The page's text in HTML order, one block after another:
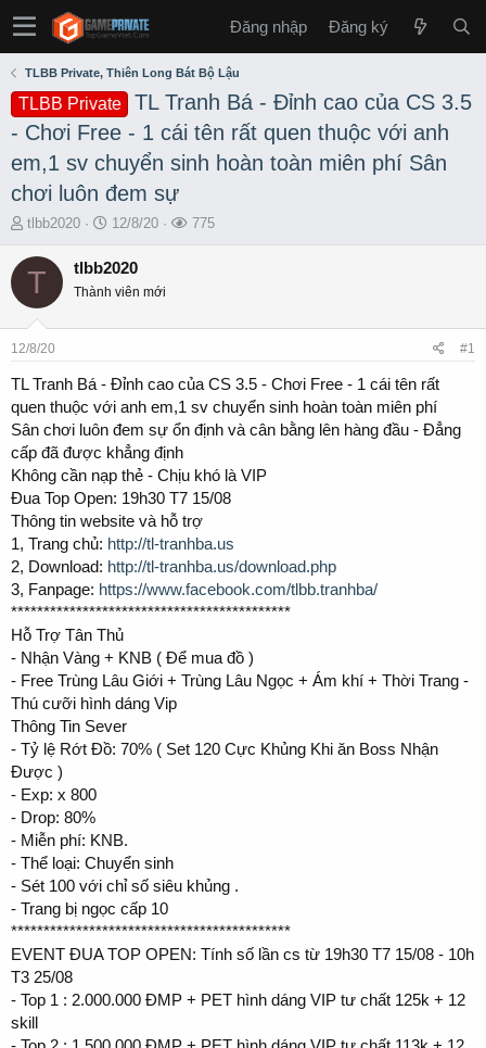
Đăng nhập Đăng ký
TLBB Private, Thiên Long Bát Bộ Lậu
TLBB Private
TL Tranh Bá - Đỉnh cao của CS 3.5
- Chơi Free - 1 cái tên rất quen thuộc với anh
em,1 sv chuyển sinh hoàn toàn miên phí Sân
chơi luôn đem sự
T
r
s
a
t
e
r
tlbb2020
S
a
e
12/8/20
L
775
T tlbb2020
Thành viên mới
12/8/20 #1
TL Tranh Bá - Đỉnh cao của CS 3.5 - Chơi Free - 1 cái tên rất
quen thuộc với anh em,1 sv chuyển sinh hoàn toàn miên phí
Sân chơi luôn đem sự ổn định và cân bằng lên hàng đầu - Đẳng
cấp đã được khẳng định
Không cần nạp thẻ - Chịu khó là VIP
Đua Top Open: 19h30 T7 15/08
Thông tin website và hỗ trợ
1, Trang chủ: http://tl-tranhba.us
2, Download: http://tl-tranhba.us/download.php
3, Fanpage: https://www.facebook.com/tlbb.tranhba/
*******************************************
Hỗ Trợ Tân Thủ
- Nhận Vàng + KNB ( Để mua đồ )
- Free Trùng Lâu Giới + Trùng Lâu Ngọc + Ám khí + Thời Trang -
Thú cưỡi hình dáng Vip
Thông Tin Sever
- Tỷ lệ Rớt Đồ: 70% ( Set 120 Cực Khủng Khi ăn Boss Nhận
Được )
- Exp: x 800
- Drop: 80%
- Miễn phí: KNB.
- Thể loại: Chuyển sinh
- Sét 100 với chỉ số siêu khủng .
- Trang bị ngọc cấp 10
*******************************************
EVENT ĐUA TOP OPEN: Tính số lần cs từ 19h30 T7 15/08 - 10h
T3 25/08
- Top 1 : 2.000.000 ĐMP + PET hình dáng VIP tư chất 125k + 12
skill